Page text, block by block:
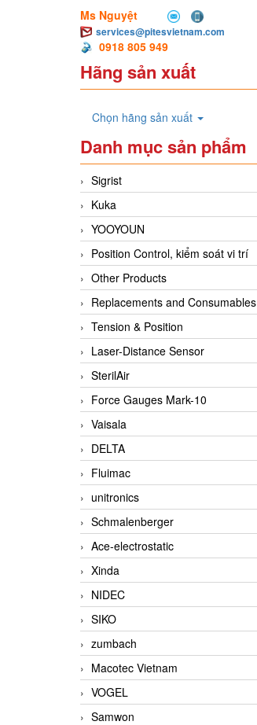
Ms Nguyệt
services@pitesvietnam.com
0918 805 949
Hãng sản xuất
Chọn hãng sản xuất
Danh mục sản phẩm
Sigrist
Kuka
YOOYOUN
Position Control, kiểm soát vi trí
Other Products
Replacements and Consumables
Tension & Position
Laser-Distance Sensor
SterilAir
Force Gauges Mark-10
Vaisala
DELTA
Fluimac
unitronics
Schmalenberger
Ace-electrostatic
Xinda
NIDEC
SIKO
zumbach
Macotec Vietnam
VOGEL
Samwon